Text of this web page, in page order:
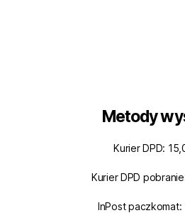
Metody
Kurier DPD:
Kurier DPD
InPost paczkomat: